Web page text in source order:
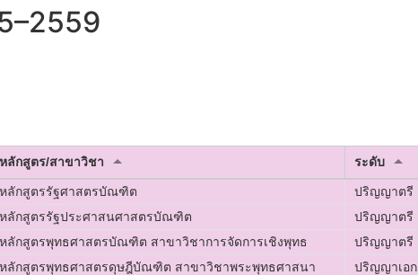
หลักสูตร/สาขาวิชา ระดับ
หลักสูตรรัฐศาสตรบัณฑิต ปริญญาตรี
หลักสูตรรัฐประศาสนศาสตรบัณฑิต ปริญญาตรี
หลักสูตรพุทธศาสตรบัณฑิต สาขาวิชาการจัดการเชิงพุทธ ปริญญาตรี
หลักสูตรพุทธศาสตรดุษฎีบัณฑิต สาขาวิชาพระพุทธศาสนา ปริญญาเอก